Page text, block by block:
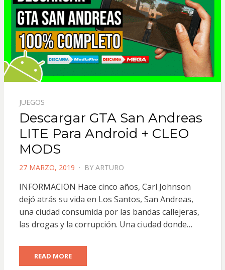
JUEGOS
Descargar GTA San Andreas
LITE Para Android + CLEO
MODS
POSTED
27 MARZO, 2019 BY ARTURO
INFORMACION Hace cinco años, Carl Johnson
dejó atrás su vida en Los Santos, San Andreas,
una ciudad consumida por las bandas callejeras,
las drogas y la corrupción. Una ciudad donde…
READ MORE